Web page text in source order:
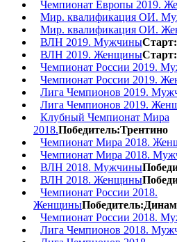
Чемпионат Европы 2019.
Мир. квалификация ОИ.
Мир. квалификация ОИ.
ВЛН 2019. Мужчины
ВЛН 2019. Женщины
Чемпионат России 2019.
Чемпионат России 2019.
Лига Чемпионов 2019.
Лига Чемпионов 2019.
Клубный Чемпионат Мира
2018.Победитель:Трентино
Чемпионат Мира 2018.
Чемпионат Мира 2018.
ВЛН 2018. Мужчины
ВЛН 2018. Женщины
Чемпионат России 2018.
Женщины
Чемпионат России 2018.
Лига Чемпионов 2018.